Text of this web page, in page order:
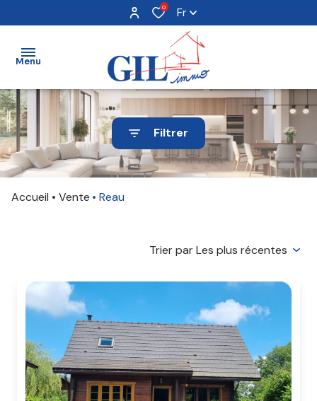
0 Fr
Menu
acheter
louer
vendre
notre
agence
contact
Filtrer
Accueil Vente Reau
Trier par Les plus récentes